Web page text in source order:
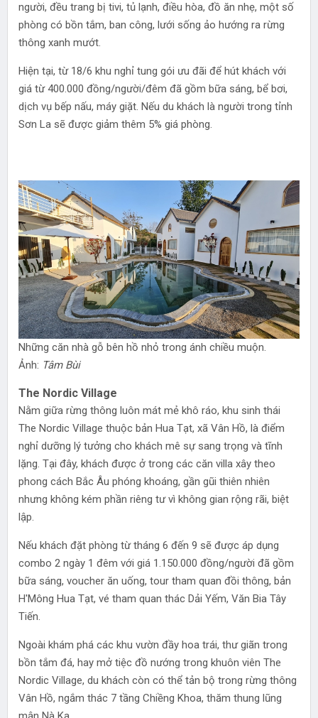
người, đều trang bị tivi, tủ lạnh, điều hòa, đồ ăn nhẹ, một số
phòng có bồn tắm, ban công, lưới sống ảo hướng ra rừng
thông xanh mướt.
Hiện tại, từ 18/6 khu nghỉ tung gói ưu đãi để hút khách với
giá từ 400.000 đồng/người/đêm đã gồm bữa sáng, bể bơi,
dịch vụ bếp nấu, máy giặt. Nếu du khách là người trong tỉnh
Sơn La sẽ được giảm thêm 5% giá phòng.
Những căn nhà gỗ bên hồ nhỏ trong ánh chiều muộn.
Ảnh: Tâm Bùi
The Nordic Village
Nằm giữa rừng thông luôn mát mẻ khô ráo, khu sinh thái
The Nordic Village thuộc bản Hua Tạt, xã Vân Hồ, là điểm
nghỉ dưỡng lý tưởng cho khách mê sự sang trọng và tĩnh
lặng. Tại đây, khách được ở trong các căn villa xây theo
phong cách Bắc Âu phóng khoáng, gần gũi thiên nhiên
nhưng không kém phần riêng tư vì không gian rộng rãi, biệt
lập.
Nếu khách đặt phòng từ tháng 6 đến 9 sẽ được áp dụng
combo 2 ngày 1 đêm với giá 1.150.000 đồng/người đã gồm
bữa sáng, voucher ăn uống, tour tham quan đồi thông, bản
H'Mông Hua Tạt, vé tham quan thác Dải Yếm, Văn Bia Tây
Tiến.
Ngoài khám phá các khu vườn đầy hoa trái, thư giãn trong
bồn tắm đá, hay mở tiệc đồ nướng trong khuôn viên The
Nordic Village, du khách còn có thể tản bộ trong rừng thông
Vân Hồ, ngắm thác 7 tầng Chiềng Khoa, thăm thung lũng